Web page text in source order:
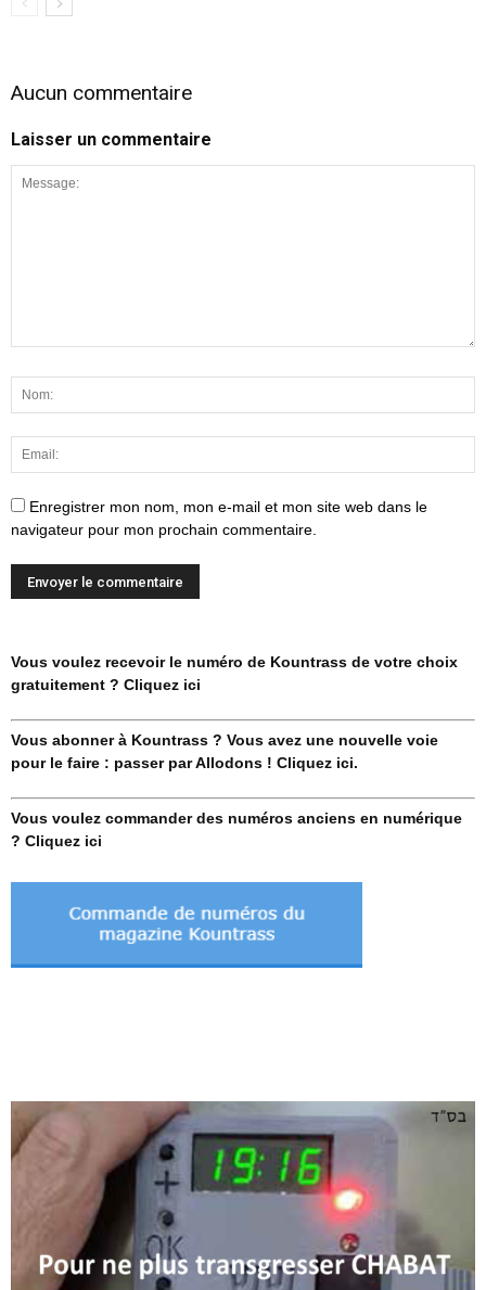
Aucun commentaire
Laisser un commentaire
Enregistrer mon nom, mon e-mail et mon site web dans le
navigateur pour mon prochain commentaire.
Vous voulez recevoir le numéro de Kountrass de votre choix
gratuitement ? Cliquez ici
Vous abonner à Kountrass ? Vous avez une nouvelle voie
pour le faire : passer par Allodons ! Cliquez ici.
Vous voulez commander des numéros anciens en numérique
? Cliquez ici